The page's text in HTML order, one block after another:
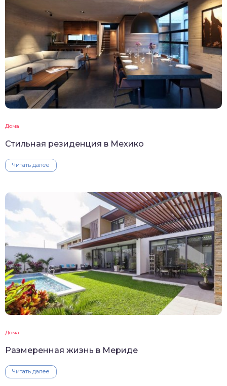
Дома
Стильная резиденция в Мехико
Читать далее
Дома
Размеренная жизнь в Мериде
Читать далее